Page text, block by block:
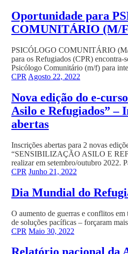
Oportunidade para
COMUNITÁRIO (M/
PSICÓLOGO COMUNITÁRIO (M/
para os Refugiados (CPR) encontra-
Psicólogo Comunitário (m/f) para
CPR Agosto 22, 2022
Nova edição do e-
Asilo e Refugiados” –
abertas
Inscrições abertas para 2 novas
“SENSIBILIZAÇÃO ASILO E
realizar em setembro/outubro 2022.
CPR Junho 21, 2022
Dia Mundial do
O aumento de guerras e conflitos
de soluções pacíficas – forçaram mais
CPR Maio 30, 2022